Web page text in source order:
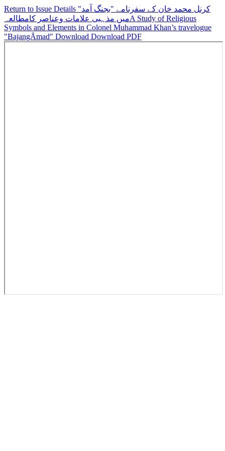
Return to Issue Details کرنل محمد خان کے سفرنامے "بجنگ آمد"
میں مذہبی علامات وعناصر کامطالعہA Study of Religious
Symbols and Elements in Colonel Muhammad Khan’s travelogue
"BajangĀmad" Download Download PDF